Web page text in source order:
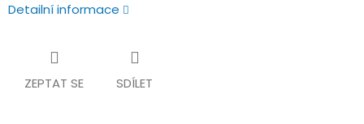
Detailní informace
ZEPTAT SE SDÍLET